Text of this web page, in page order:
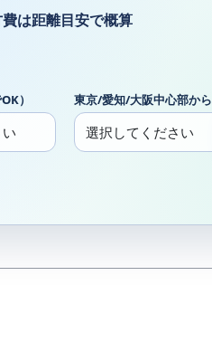
は距離目安で概算
） 東京/愛知/大阪中心部から